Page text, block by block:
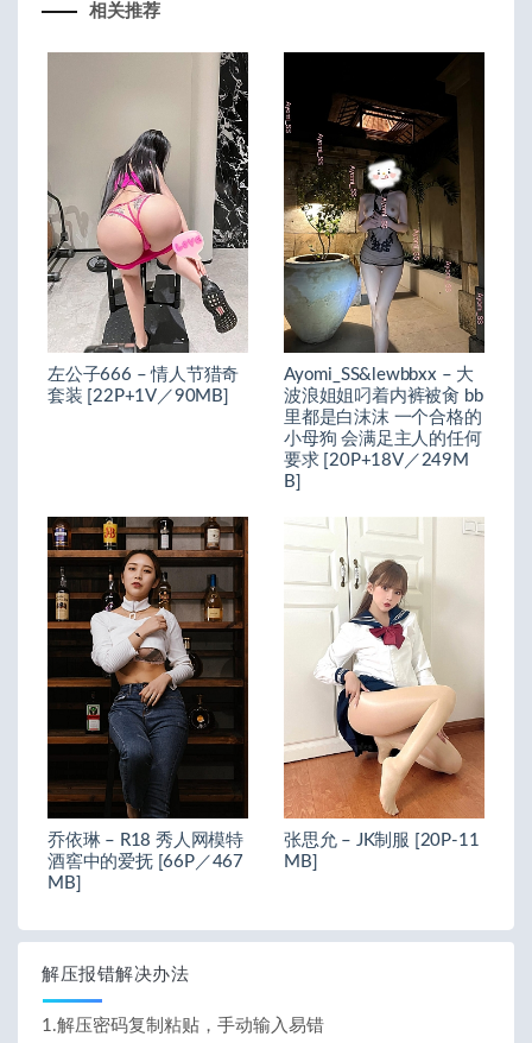
相关推荐
左公子666 – 情人节猎奇
套装 [22P+1V／90MB]
Ayomi_SS&lewbbxx – 大
波浪姐姐叼着内裤被肏 bb
里都是白沫沫 一个合格的
小母狗 会满足主人的任何
要求 [20P+18V／249M
B]
乔依琳 – R18 秀人网模特
酒窖中的爱抚 [66P／467
MB]
张思允 – JK制服 [20P-11
MB]
解压报错解决办法
1.解压密码复制粘贴，手动输入易错